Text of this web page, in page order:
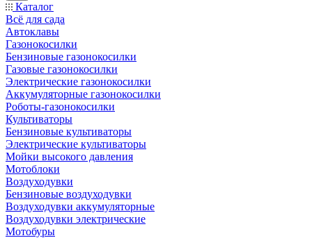
Каталог
Всё для сада
Автоклавы
Газонокосилки
Бензиновые газонокосилки
Газовые газонокосилки
Электрические газонокосилки
Аккумуляторные газонокосилки
Роботы-газонокосилки
Культиваторы
Бензиновые культиваторы
Электрические культиваторы
Мойки высокого давления
Мотоблоки
Воздуходувки
Бензиновые воздуходувки
Воздуходувки аккумуляторные
Воздуходувки электрические
Мотобуры